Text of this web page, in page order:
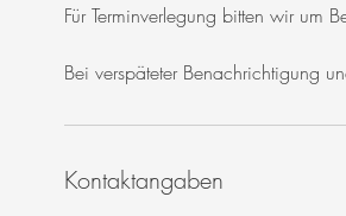
Für Terminverlegung bitten wir um
Bei verspäteter Benachrichtigung
Kontaktangaben